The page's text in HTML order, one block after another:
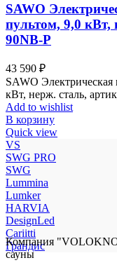
SAWO
пультом, 9,0 кВт,
90NB-P
43 590 ₽
SAWO Электрическая
кВт, нерж. сталь,
Add to wishlist
В корзину
Quick view
VS
SWG PRO
SWG
Lummina
Lumker
HARVIA
DesignLed
Cariitti
Грандис
Компания
сауны